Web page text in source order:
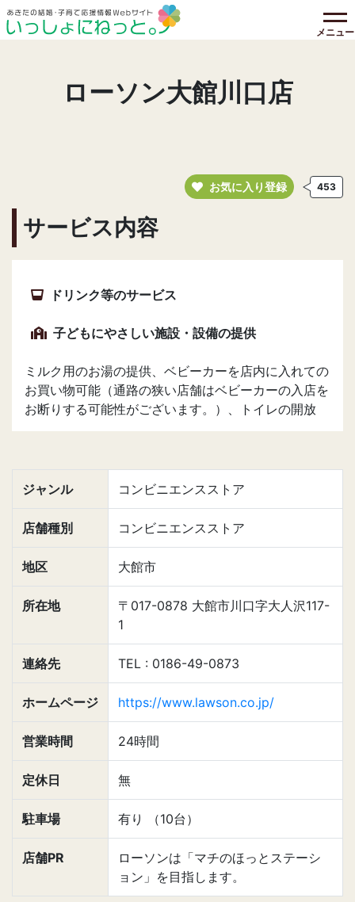
メニュー
ローソン大館川口店
お気に入り登録 453
サービス内容
ドリンク等のサービス
子どもにやさしい施設・設備の提供
ミルク用のお湯の提供、ベビーカーを店内に入れての
お買い物可能（通路の狭い店舗はベビーカーの入店を
お断りする可能性がございます。）、トイレの開放
ジャンル コンビニエンスストア
店舗種別 コンビニエンスストア
地区 大館市
所在地
〒017-0878 大館市川口字大人沢117-
1
連絡先 TEL : 0186-49-0873
ホームページ https://www.lawson.co.jp/
営業時間 24時間
定休日 無
駐車場 有り （10台）
店舗PR
ローソンは「マチのほっとステーシ
ョン」を目指します。